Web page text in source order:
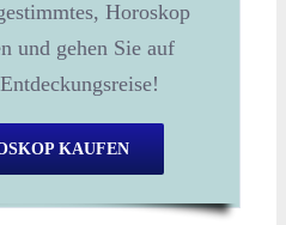
Horoskop
und gehen Sie auf
KAUFEN